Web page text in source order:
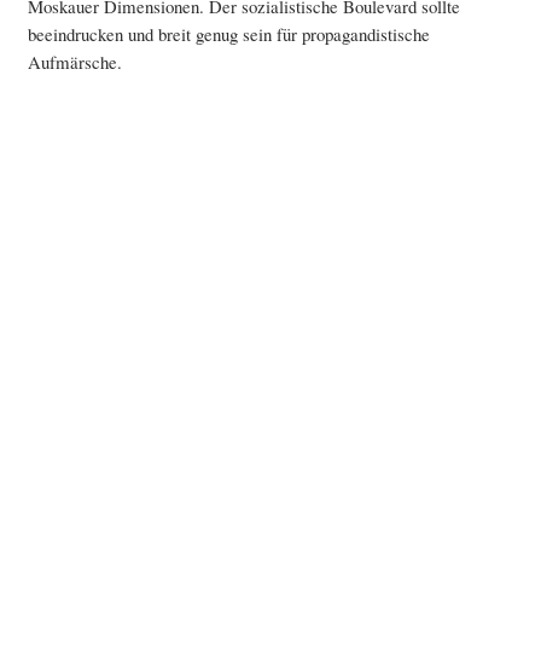
Moskauer Dimensionen. Der sozialistische Boulevard sollte
beeindrucken und breit genug sein für propagandistische
Aufmärsche.